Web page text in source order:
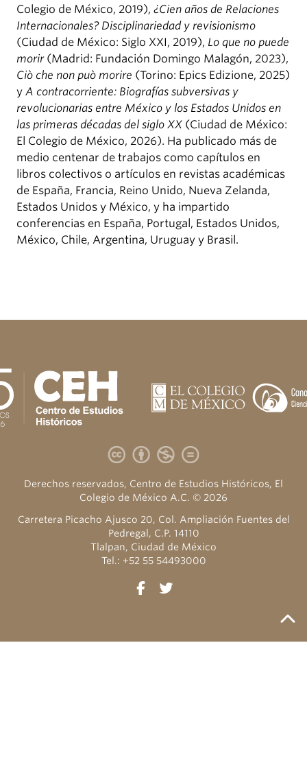
Colegio de México, 2019), ¿Cien años de Relaciones
Internacionales? Disciplinariedad y revisionismo
(Ciudad de México: Siglo XXI, 2019), Lo que no puede
morir(Madrid: Fundación Domingo Malagón, 2023),
Ciò che non può morire (Torino: Epics Edizione, 2025)
y A contracorriente: Biografías subversivas y
revolucionarias entre México y los Estados Unidos en
las primeras décadas del siglo XX (Ciudad de México:
El Colegio de México, 2026). Ha publicado más de
medio centenar de trabajos como capítulos en
libros colectivos o artículos en revistas académicas
de España, Francia, Reino Unido, Nueva Zelanda,
Estados Unidos y México, y ha impartido
conferencias en España, Portugal, Estados Unidos,
México, Chile, Argentina, Uruguay y Brasil.
Derechos reservados, Centro de Estudios Históricos, El
Colegio de México A.C. © 2026
Carretera Picacho Ajusco 20, Col. Ampliación Fuentes del
Pedregal, C.P. 14110
Tlalpan, Ciudad de México
Tel.: +52 55 54493000